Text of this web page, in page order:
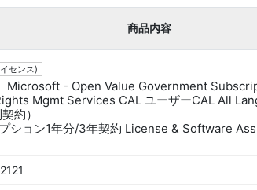
商品内容
センス)
Microsoft - Open Value Government
Mgmt Services CAL ユーザーCAL All
約）
ション1年分/3年契約 License & Software